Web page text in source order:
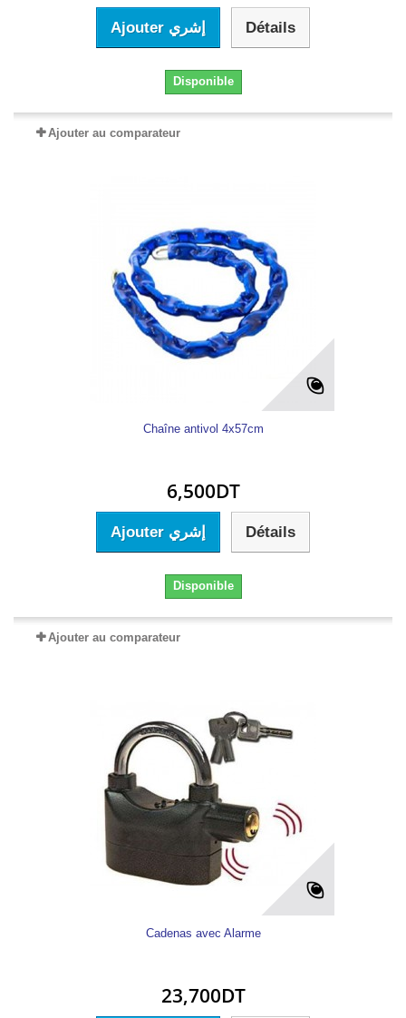
Ajouter إشري Détails
Disponible
Ajouter au comparateur
Chaîne antivol 4x57cm
6,500DT
Ajouter إشري Détails
Disponible
Ajouter au comparateur
Cadenas avec Alarme
23,700DT